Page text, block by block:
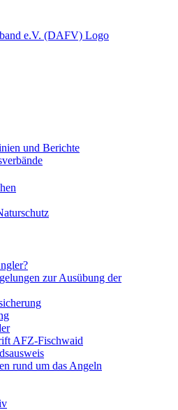
und Berichte
zur Ausübung der
AFZ-Fischwaid
rund um das Angeln